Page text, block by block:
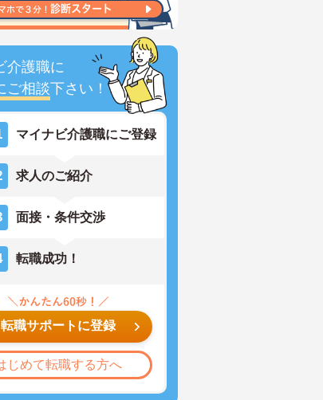
介護職に
ご相談下さい！
マイナビ介護職にご登録
求人のご紹介
面接・条件交渉
転職成功！
転職サポートに登録
じめて転職する方へ